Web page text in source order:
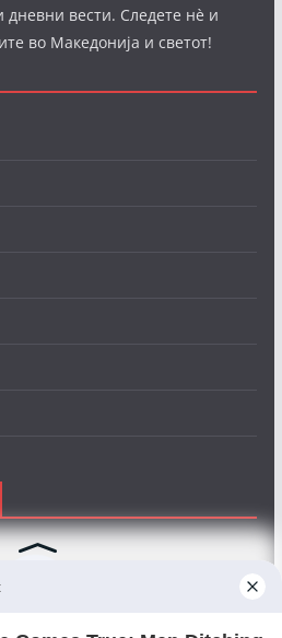
дневни вести. Следете нè и
во Македонија и светот!